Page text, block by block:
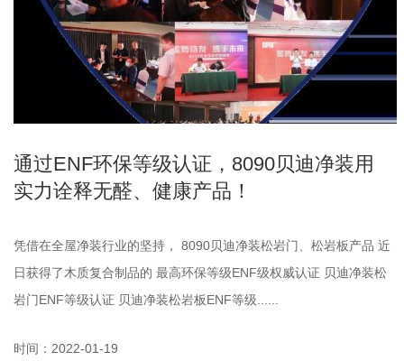
通过ENF环保等级认证，8090贝迪净装用
实力诠释无醛、健康产品！
凭借在全屋净装行业的坚持， 8090贝迪净装松岩门、松岩板产品 近
日获得了木质复合制品的 最高环保等级ENF级权威认证 贝迪净装松
岩门ENF等级认证 贝迪净装松岩板ENF等级......
时间：2022-01-19